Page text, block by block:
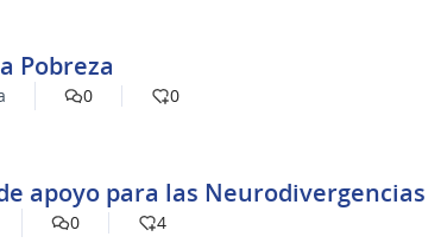
Pobreza
0 0
apoyo para las Neurodivergencias
0 4